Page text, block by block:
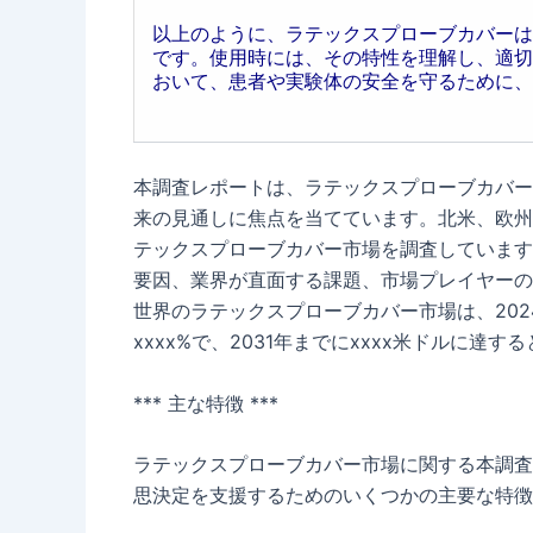
以上のように、ラテックスプローブカバー
です。使用時には、その特性を理解し、適
おいて、患者や実験体の安全を守るために
本調査レポートは、ラテックスプローブカバ
来の見通しに焦点を当てています。北米、欧
テックスプローブカバー市場を調査していま
要因、業界が直面する課題、市場プレイヤー
世界のラテックスプローブカバー市場は、
xxxx%で、2031年までにxxxx米ドルに達する
*** 主な特徴 ***
ラテックスプローブカバー市場に関する本調
思決定を支援するためのいくつかの主要な特